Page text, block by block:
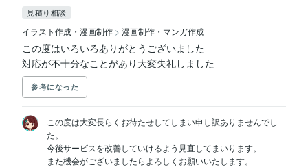
見積り相談
イラスト作成・漫画制作 > 漫画制作・マンガ作成
この度はいろいろありがとうございました
対応が不十分なことがあり大変失礼しました
参考になった
この度は大変長らくお待たせしてしまい申し訳ありませんでし
た。
今後サービスを改善していけるよう見直してまいります。
また機会がございましたらよろしくお願いいたします。